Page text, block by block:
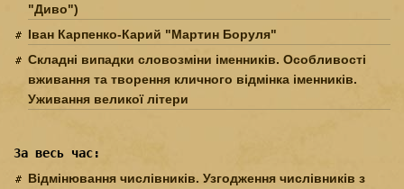
"Диво")
Іван Карпенко-Карий "Мартин Боруля"
Складні випадки словозміни іменників. Особливості
вживання та творення кличного відмінка іменників.
Уживання великої літери
За весь час:
Відмінювання числівників. Узгодження числівників з